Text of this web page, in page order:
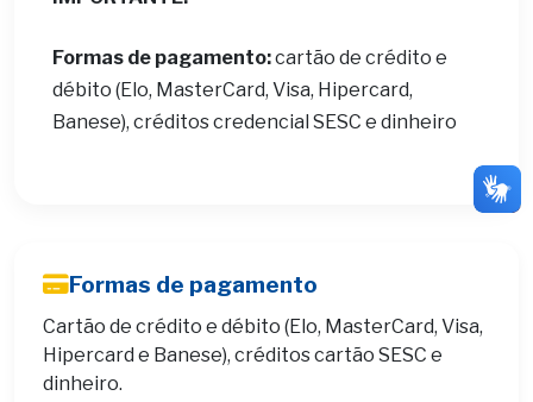
Formas de pagamento:cartão de crédito e
débito (Elo, MasterCard, Visa, Hipercard,
Banese), créditos credencial SESC e dinheiro
Formas de pagamento
Cartão de crédito e débito (Elo, MasterCard, Visa,
Hipercard e Banese), créditos cartão SESC e
dinheiro.